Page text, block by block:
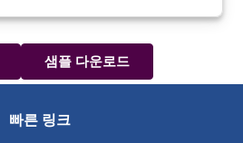
샘플 다운로드
빠른 링크